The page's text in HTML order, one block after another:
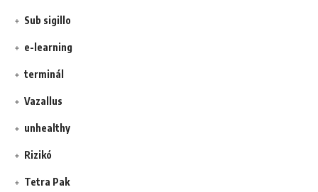
Sub sigillo
e-learning
terminál
Vazallus
unhealthy
Rizikó
Tetra Pak